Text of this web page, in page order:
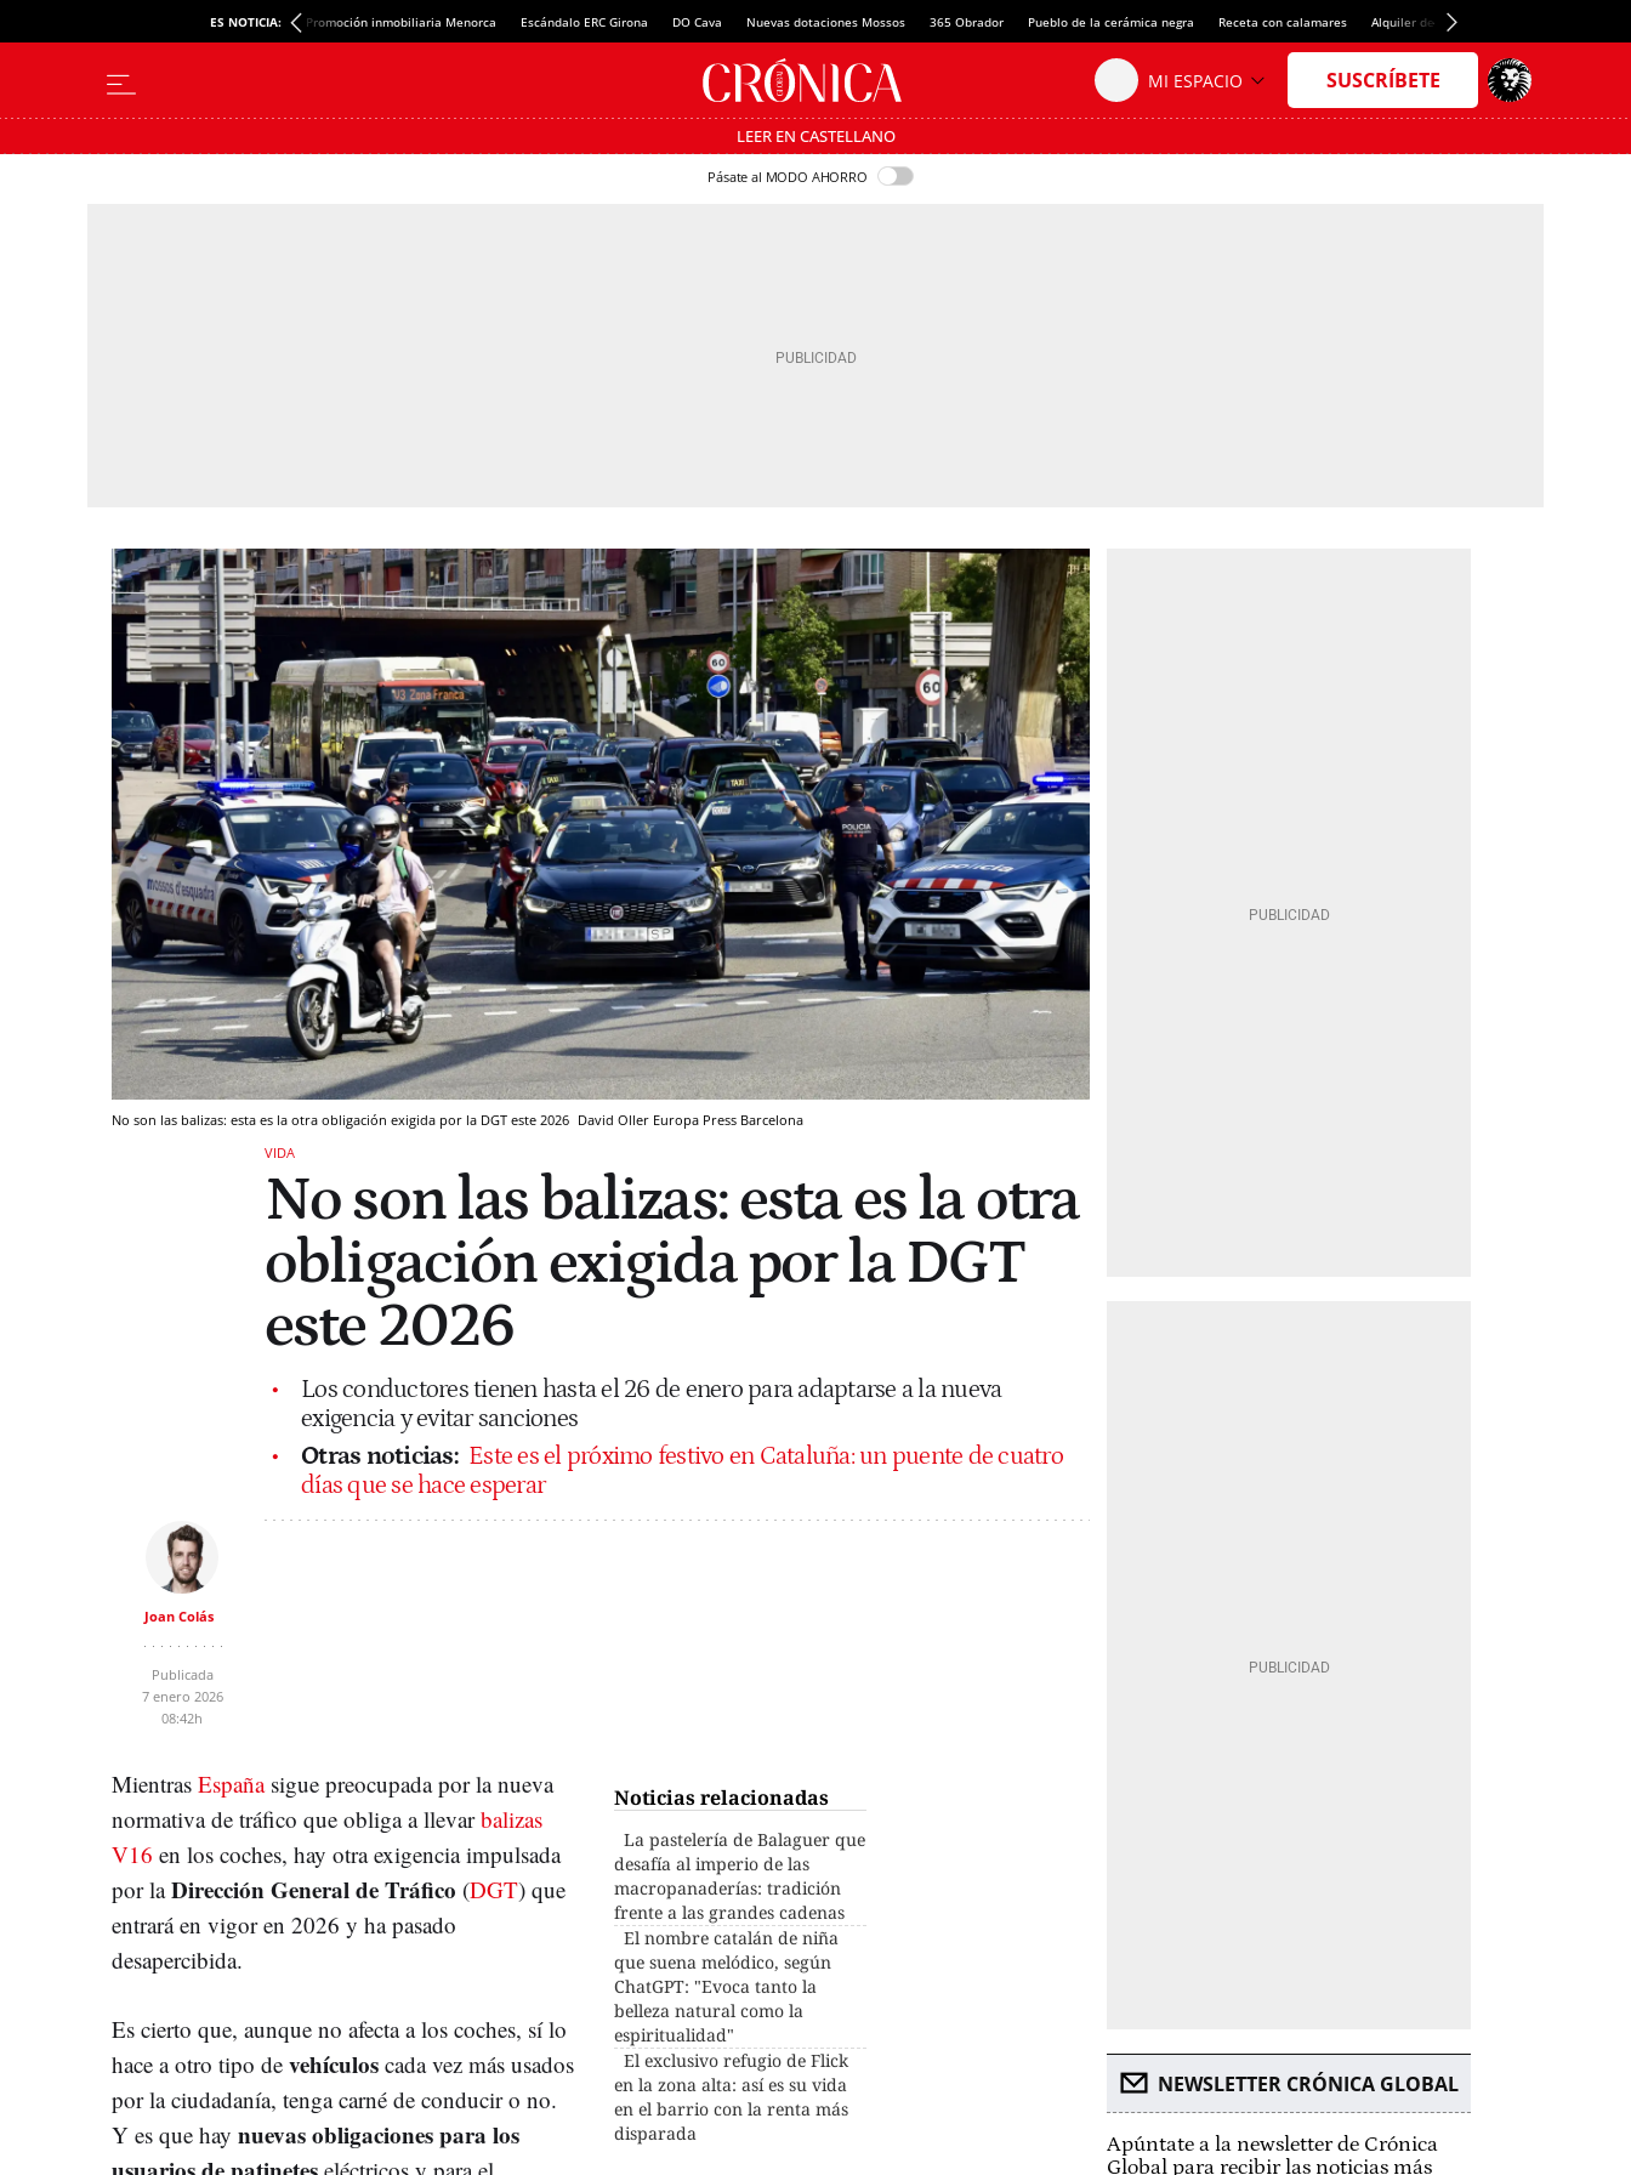
ES NOTICIA: Promoción inmobiliaria Menorca Escándalo ERC Girona DO Cava Nuevas dotaciones Mossos 365 Obrador Pueblo de la cerámica negra Receta con calamares Alquiler de habitaciones en España
LEER EN CASTELLANO
Pásate al MODO AHORRO
No son las balizas: esta es la otra obligación exigida por la DGT este 2026 David Oller Europa Press Barcelona
VIDA
No son las balizas: esta es la otra
obligación exigida por la DGT
este 2026
Los conductores tienen hasta el 26 de enero para adaptarse a la nueva
exigencia y evitar sanciones
Otras noticias: Este es el próximo festivo en Cataluña: un puente de cuatro
días que se hace esperar
Joan Colás
Publicada
7 enero 2026
08:42h
Noticias relacionadas
La pastelería de Balaguer que
desafía al imperio de las
macropanaderías: tradición
frente a las grandes cadenas
El nombre catalán de niña
que suena melódico, según
ChatGPT: "Evoca tanto la
belleza natural como la
espiritualidad"
El exclusivo refugio de Flick
en la zona alta: así es su vida
en el barrio con la renta más
disparada
Mientras Españasigue preocupada por la nueva
normativa de tráfico que obliga a llevarbalizas
V16 en los coches, hay otra exigencia impulsada
por laDirección General de Tráfico (DGT) que
entrará en vigor en 2026 y ha pasado
desapercibida.
Es cierto que, aunque no afecta a los coches, sí lo
hace a otro tipo de vehículos cada vez más usados
por la ciudadanía, tenga carné de conducir o no.
Y es que hay nuevas obligaciones para los
NEWSLETTER CRÓNICA GLOBAL
Apúntate a la newsletter de Crónica
Global para recibir las noticias más